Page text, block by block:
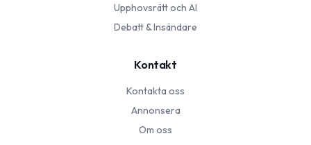
Upphovsrätt och AI
Debatt & Insändare
Kontakt
Kontakta oss
Annonsera
Om oss